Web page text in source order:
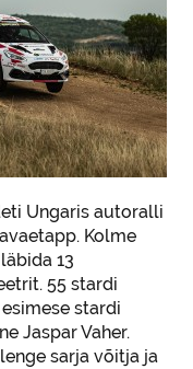
Ungaris autoralli
Kolme
13
55 stardi
stardi
Jaspar Vaher.
sarja võitja ja